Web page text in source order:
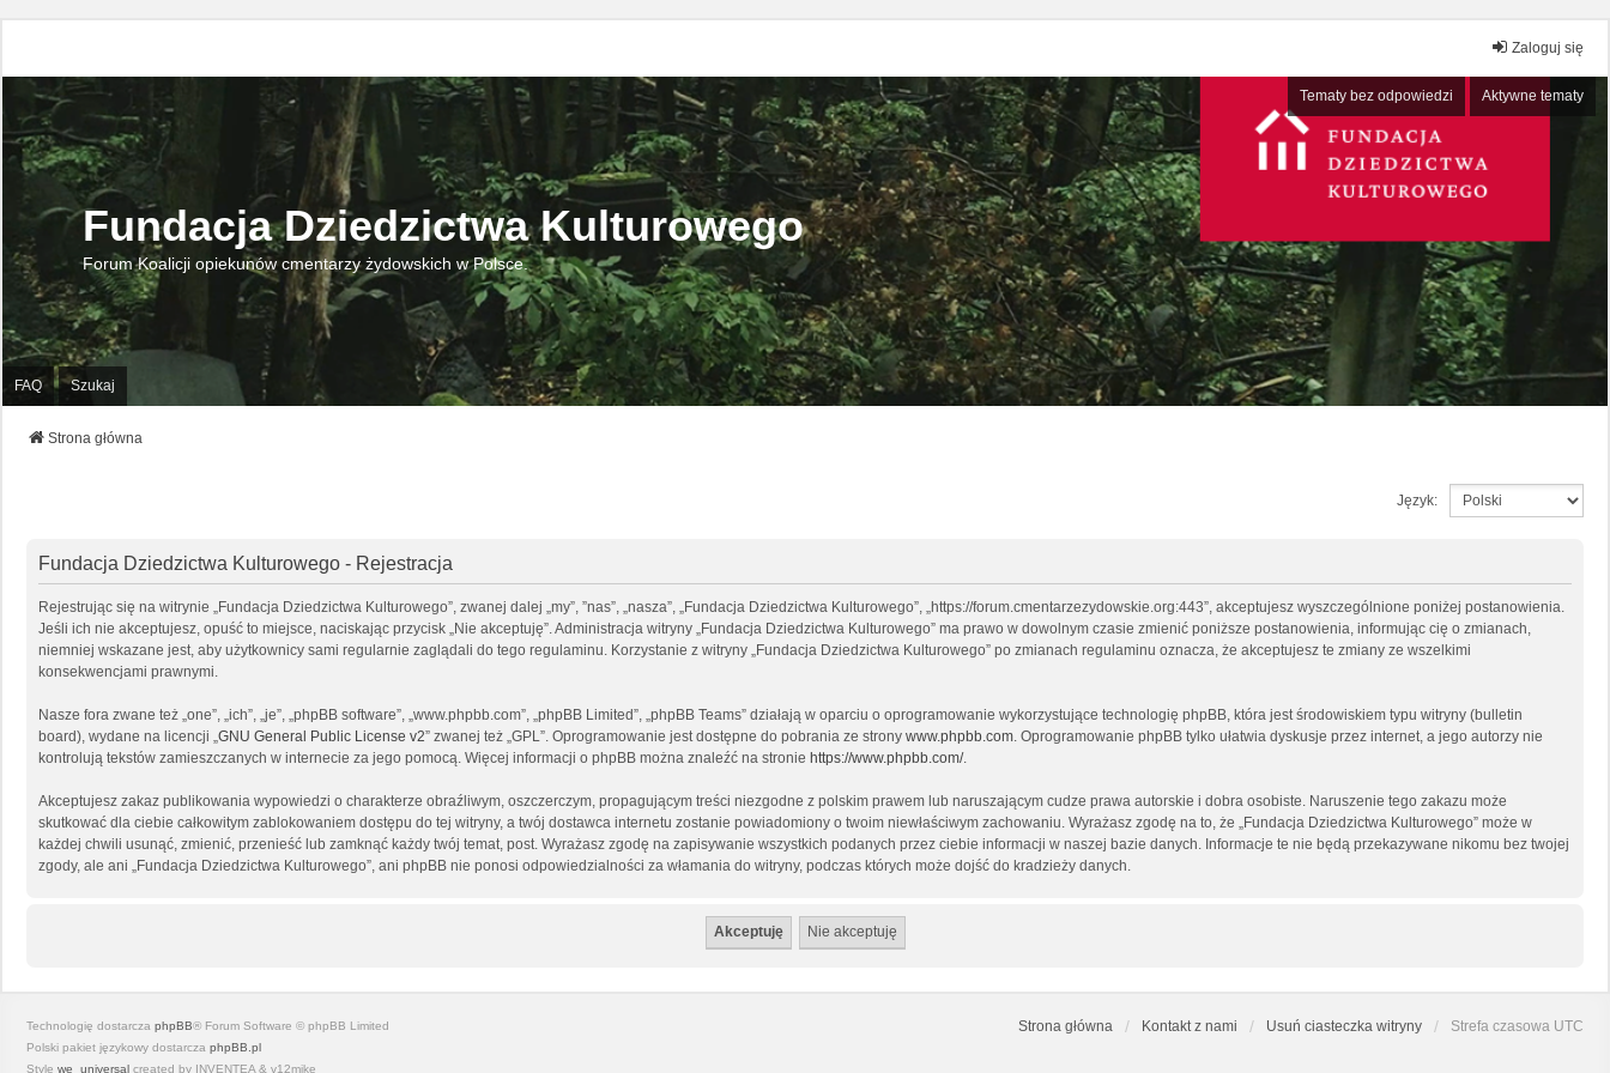
Zaloguj się
Tematy bez odpowiedzi Aktywne tematy
Fundacja Dziedzictwa Kulturowego
Forum Koalicji opiekunów cmentarzy żydowskich w Polsce.
FAQ Szukaj
Strona główna
Język:
Fundacja Dziedzictwa Kulturowego - Rejestracja
Rejestrując się na witrynie „Fundacja Dziedzictwa Kulturowego”, zwanej dalej „my”, ”nas”, „nasza”, „Fundacja Dziedzictwa Kulturowego”, „https://forum.cmentarzezydowskie.org:443”, akceptujesz wyszczególnione poniżej postanowienia.
Jeśli ich nie akceptujesz, opuść to miejsce, naciskając przycisk „Nie akceptuję”. Administracja witryny „Fundacja Dziedzictwa Kulturowego” ma prawo w dowolnym czasie zmienić poniższe postanowienia, informując cię o zmianach,
niemniej wskazane jest, aby użytkownicy sami regularnie zaglądali do tego regulaminu. Korzystanie z witryny „Fundacja Dziedzictwa Kulturowego” po zmianach regulaminu oznacza, że akceptujesz te zmiany ze wszelkimi
konsekwencjami prawnymi.
Nasze fora zwane też „one”, „ich”, „je”, „phpBB software”, „www.phpbb.com”, „phpBB Limited”, „phpBB Teams” działają w oparciu o oprogramowanie wykorzystujące technologię phpBB, która jest środowiskiem typu witryny (bulletin
board), wydane na licencji „GNU General Public License v2” zwanej też „GPL”. Oprogramowanie jest dostępne do pobrania ze strony www.phpbb.com. Oprogramowanie phpBB tylko ułatwia dyskusje przez internet, a jego autorzy nie
kontrolują tekstów zamieszczanych w internecie za jego pomocą. Więcej informacji o phpBB można znaleźć na stronie https://www.phpbb.com/.
Akceptujesz zakaz publikowania wypowiedzi o charakterze obraźliwym, oszczerczym, propagującym treści niezgodne z polskim prawem lub naruszającym cudze prawa autorskie i dobra osobiste. Naruszenie tego zakazu może
skutkować dla ciebie całkowitym zablokowaniem dostępu do tej witryny, a twój dostawca internetu zostanie powiadomiony o twoim niewłaściwym zachowaniu. Wyrażasz zgodę na to, że „Fundacja Dziedzictwa Kulturowego” może w
każdej chwili usunąć, zmienić, przenieść lub zamknąć każdy twój temat, post. Wyrażasz zgodę na zapisywanie wszystkich podanych przez ciebie informacji w naszej bazie danych. Informacje te nie będą przekazywane nikomu bez twojej
zgody, ale ani „Fundacja Dziedzictwa Kulturowego”, ani phpBB nie ponosi odpowiedzialności za włamania do witryny, podczas których może dojść do kradzieży danych.
Strona główna Kontakt z nami Usuń ciasteczka witryny Strefa czasowa UTC
Technologię dostarcza phpBB® Forum Software © phpBB Limited
Polski pakiet językowy dostarcza phpBB.pl
Style we_universal created by INVENTEA & v12mike